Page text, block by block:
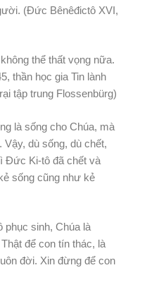
(Đức Bênêđictô XVI,
thể thất vọng nữa.
thần học gia Tin lành
tập trung Flossenbürg)
là sống cho Chúa, mà
dù sống, dù chết,
Đức Ki-tô đã chết và
sống cũng như kẻ
phục sinh, Chúa là
để con tín thác, là
đời. Xin đừng để con